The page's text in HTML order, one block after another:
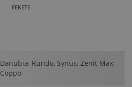
FEKETE
Danubia, Rundo, Synus, Zenit Max,
Coppo